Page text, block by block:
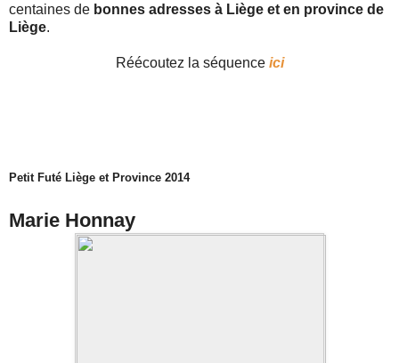
centaines de bonnes adresses à Liège et en province de
Liège.
Réécoutez la séquence ici
Petit Futé Liège et Province 2014
Marie Honnay